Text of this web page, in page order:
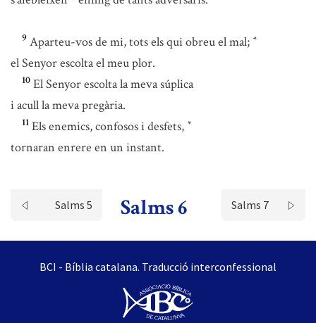
9 Aparteu-vos de mi, tots els qui obreu el mal; *
el Senyor escolta el meu plor.
10 El Senyor escolta la meva súplica
i acull la meva pregària.
11 Els enemics, confosos i desfets, *
tornaran enrere en un instant.
Salms 5 Salms 6 Salms 7
BCI - Bíblia catalana. Traducció interconfessional